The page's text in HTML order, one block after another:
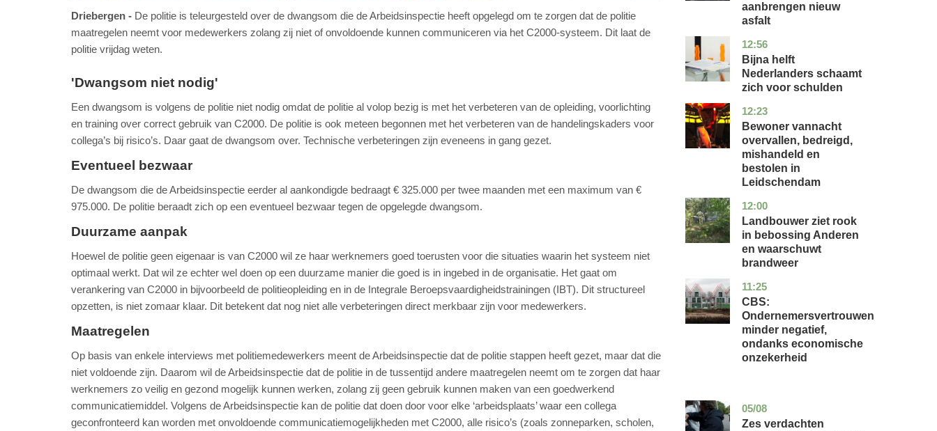
Driebergen
De politie is teleurgesteld over de dwangsom die de Arbeidsinspectie heeft opgelegd om te zorgen dat de politie
maatregelen neemt voor medewerkers zolang zij niet of onvoldoende kunnen communiceren via het C2000-systeem. Dit laat de
politie vrijdag weten.
'Dwangsom niet nodig'
Een dwangsom is volgens de politie niet nodig omdat de politie al volop bezig is met het verbeteren van de opleiding, voorlichting
en training over correct gebruik van C2000. De politie is ook meteen begonnen met het verbeteren van de handelingskaders voor
collega’s bij risico’s. Daar gaat de dwangsom over. Technische verbeteringen zijn eveneens in gang gezet.
Eventueel bezwaar
De dwangsom die de Arbeidsinspectie eerder al aankondigde bedraagt € 325.000 per twee maanden met een maximum van €
975.000. De politie beraadt zich op een eventueel bezwaar tegen de opgelegde dwangsom.
Duurzame aanpak
Hoewel de politie geen eigenaar is van C2000 wil ze haar werknemers goed toerusten voor die situaties waarin het systeem niet
optimaal werkt. Dat wil ze echter wel doen op een duurzame manier die goed is in ingebed in de organisatie. Het gaat om
verankering van C2000 in bijvoorbeeld de politieopleiding en in de Integrale Beroepsvaardigheidstrainingen (IBT). Dit structureel
opzetten, is niet zomaar klaar. Dit betekent dat nog niet alle verbeteringen direct merkbaar zijn voor medewerkers.
Maatregelen
Op basis van enkele interviews met politiemedewerkers meent de Arbeidsinspectie dat de politie stappen heeft gezet, maar dat die
niet voldoende zijn. Daarom wil de Arbeidsinspectie dat de politie in de tussentijd andere maatregelen neemt om te zorgen dat haar
werknemers zo veilig en gezond mogelijk kunnen werken, zolang zij geen gebruik kunnen maken van een goedwerkend
communicatiemiddel. Volgens de Arbeidsinspectie kan de politie dat doen door voor elke ‘arbeidsplaats’ waar een collega
geconfronteerd kan worden met onvoldoende communicatiemogelijkheden met C2000, alle risico’s (zoals zonneparken, scholen,
aanbrengen nieuw
asfalt
12:56
noord-
holland
economie
Bijna helft
Nederlanders schaamt
zich voor schulden
12:23
zuid-
holland
nieuws
Bewoner vannacht
overvallen, bedreigd,
mishandeld en
bestolen in
Leidschendam
12:00
drenthe
nieuws
Landbouwer ziet rook
in bebossing Anderen
en waarschuwt
brandweer
11:25
zuid-
holland
economie
CBS:
Ondernemersvertrouwen
minder negatief,
ondanks economische
onzekerheid
05/08
zuid-
holland
nieuws
Zes verdachten